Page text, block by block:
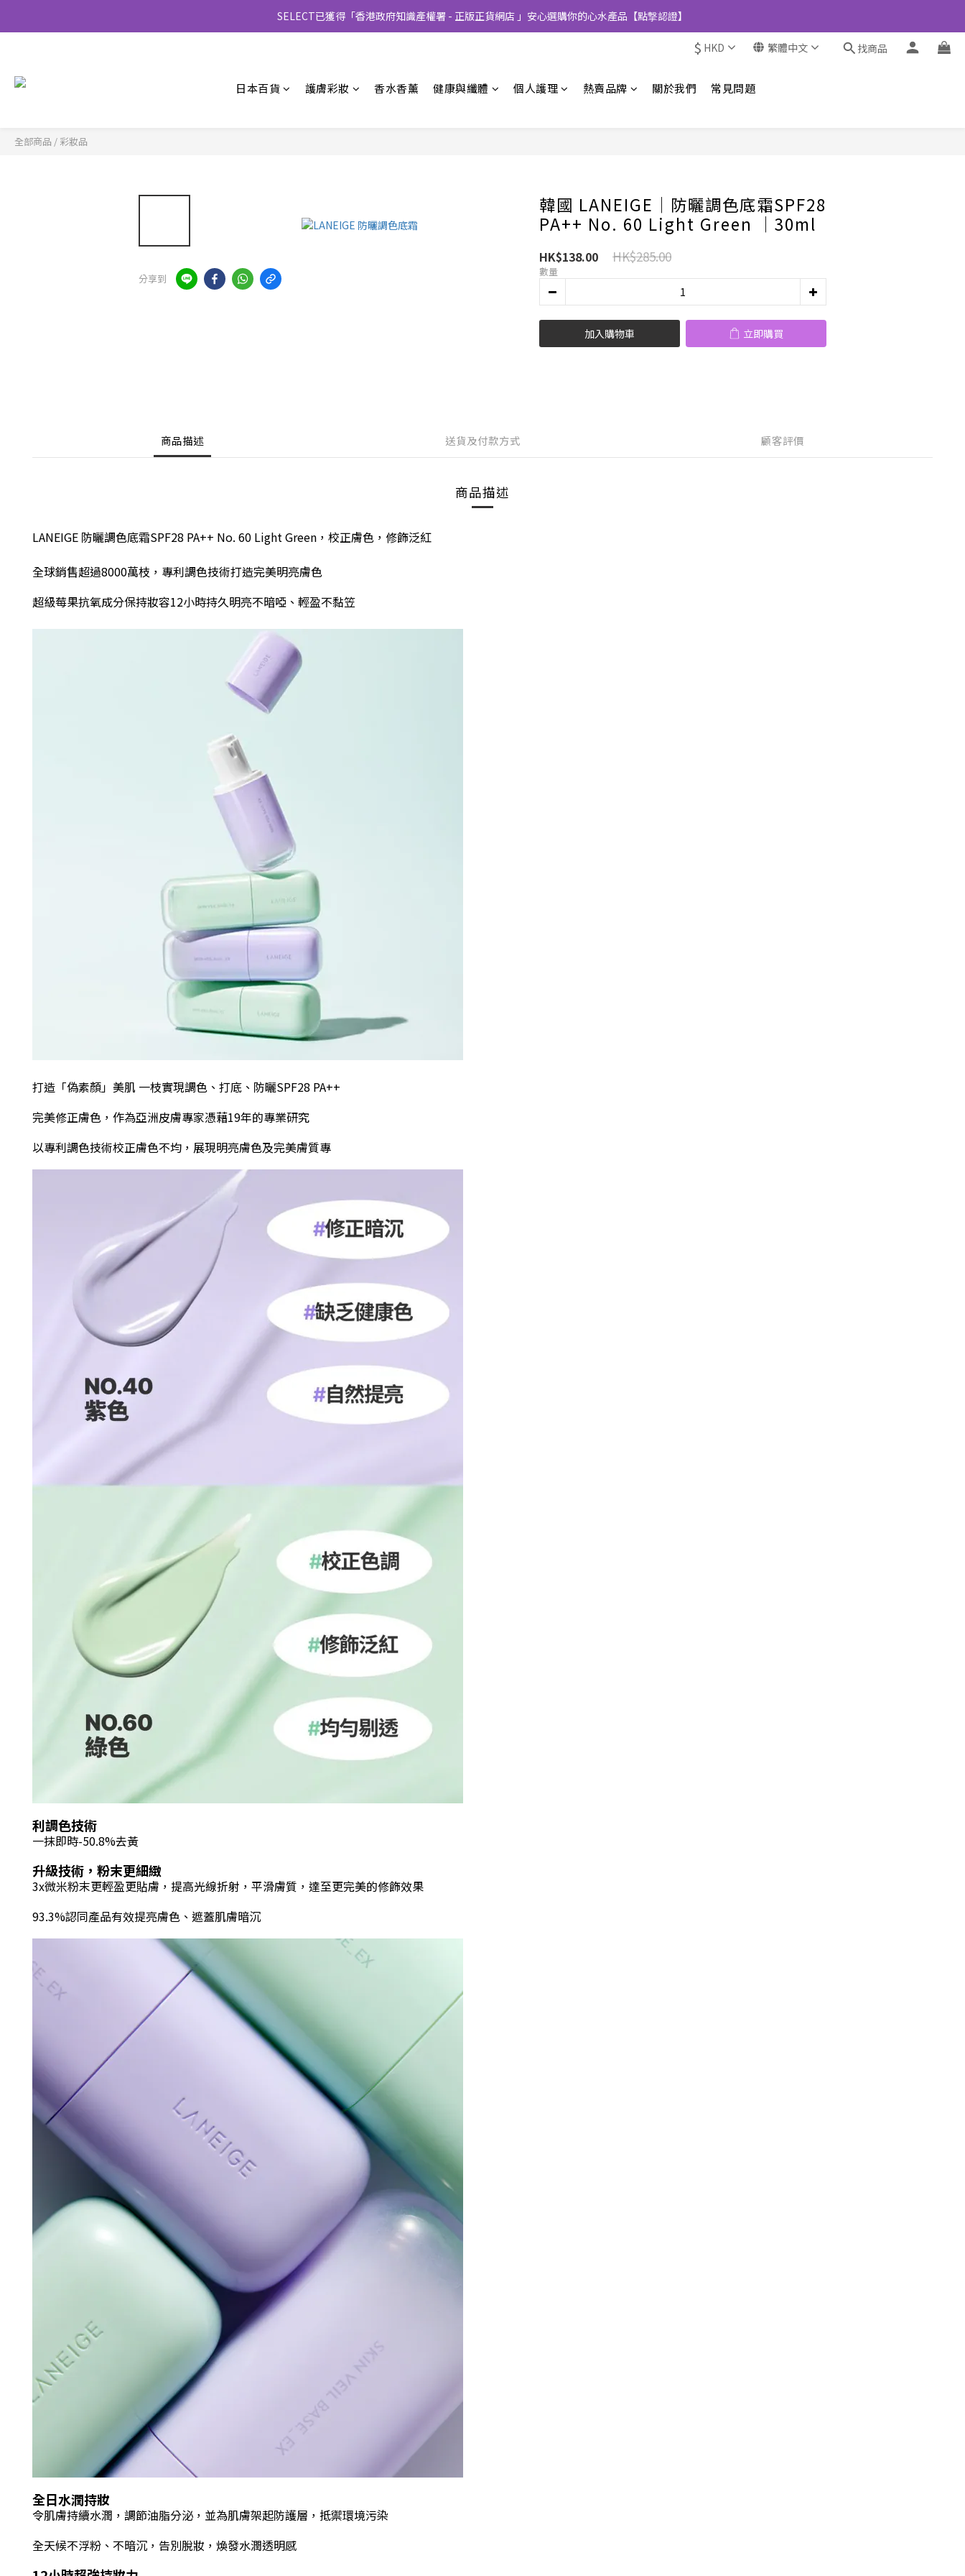
SELECT已獲得「香港政府知識產權署 - 正版正貨網店 」安心選購你的心水產品【點撃認證】
$ HKD 繁體中文 找商品
日本百貨 護膚彩妝 香水香薰 健康與纖體 個人護理 熱賣品牌 關於我們 常見問題
全部商品 / 彩妝品
分享到
韓國 LANEIGE│防曬調色底霜SPF28
PA++ No. 60 Light Green │30ml
HK$138.00 HK$285.00
數量
加入購物車 立即購買
商品描述 送貨及付款方式 顧客評價
商品描述
LANEIGE 防曬調色底霜SPF28 PA++ No. 60 Light Green，校正膚色， 修飾泛紅
全球銷售超過8000萬枝 ， 專利調色技術打造完美明亮膚色
超級莓果抗氧成分保持妝容12小時持久明亮不暗啞、輕盈不黏笠
打造「偽素顏」美肌 一枝實現調色、打底、防曬SPF28 PA++
完美修正膚色 ， 作為亞洲皮膚專家憑藉19年的專業研究
以專利調色技術校正膚色不均 ， 展現明亮膚色及完美膚質專
利調色技術
一抹即時-50.8%去黃
升級技術 ， 粉末更細緻
3x微米粉末更輕盈更貼膚 ， 提高光線折射，平滑膚質 ， 達至更完美的修飾效果
93.3%認同產品有效提亮膚色、 遮蓋肌膚暗沉
全日水潤持妝
令肌膚持續水潤，調節油脂分泌 ， 並為肌膚架起防護層，抵禦環境污染
全天候不浮粉、不暗沉，告別脫妝 ，煥發水潤透明感